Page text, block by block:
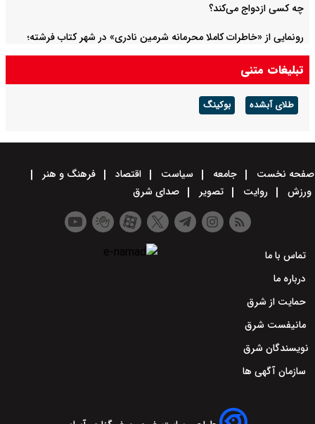
چه کسی ازدواج می‌کند؟
رونمایی از «خاطرات کاملا محرمانه شرمین نادری» در شهر کتاب فرشته؛
تأکید بر ادبیات تألیفی و ترویج کتاب‌خوانی
تبلیغات متنی
طلای آبشده بوکینگ
صفحه نخست جامعه سیاست اقتصاد
فرهنگ و هنر
ورزش
روایت تصویر صدای شرق
تماس با ما
درباره ما
حمایت از شرق
مانیفست شرق
نویسندگان شرق
سازمان آگهی ها